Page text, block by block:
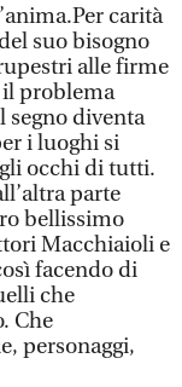
carità
suo bisogno
alle firme
problema
segno diventa
i luoghi si
occhi di tutti.
parte
bellissimo
Macchiaioli e
facendo di
che
Che
personaggi,